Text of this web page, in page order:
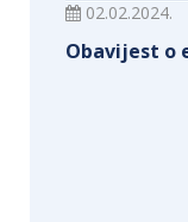
02.02.2024.
Obavijest o